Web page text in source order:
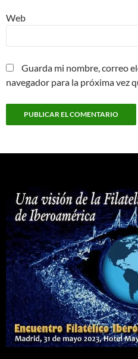
Web
Guarda mi nombre, correo
navegador para la próxima vez